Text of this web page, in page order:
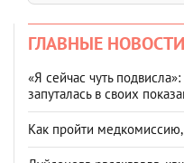
ГЛАВНЫЕ НОВОСТИ
«Я сейчас чуть
запуталась в своих
Как пройти